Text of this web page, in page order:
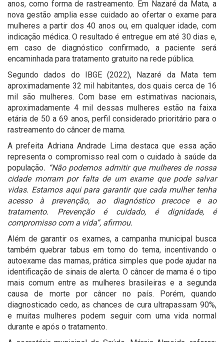
anos, como forma de rastreamento. Em Nazaré da Mata, a
nova gestão amplia esse cuidado ao ofertar o exame para
mulheres a partir dos 40 anos ou, em qualquer idade, com
indicação médica. O resultado é entregue em até 30 dias e,
em caso de diagnóstico confirmado, a paciente será
encaminhada para tratamento gratuito na rede pública.
Segundo dados do IBGE (2022), Nazaré da Mata tem
aproximadamente 32 mil habitantes, dos quais cerca de 16
mil são mulheres. Com base em estimativas nacionais,
aproximadamente 4 mil dessas mulheres estão na faixa
etária de 50 a 69 anos, perfil considerado prioritário para o
rastreamento do câncer de mama.
A prefeita Adriana Andrade Lima destaca que essa ação
representa o compromisso real com o cuidado à saúde da
população. “Não podemos admitir que mulheres de nossa
cidade morram por falta de um exame que pode salvar
vidas. Estamos aqui para garantir que cada mulher tenha
acesso à prevenção, ao diagnóstico precoce e ao
tratamento. Prevenção é cuidado, é dignidade, é
compromisso com a vida”, afirmou.
Além de garantir os exames, a campanha municipal busca
também quebrar tabus em torno do tema, incentivando o
autoexame das mamas, prática simples que pode ajudar na
identificação de sinais de alerta. O câncer de mama é o tipo
mais comum entre as mulheres brasileiras e a segunda
causa de morte por câncer no país. Porém, quando
diagnosticado cedo, as chances de cura ultrapassam 90%,
e muitas mulheres podem seguir com uma vida normal
durante e após o tratamento.